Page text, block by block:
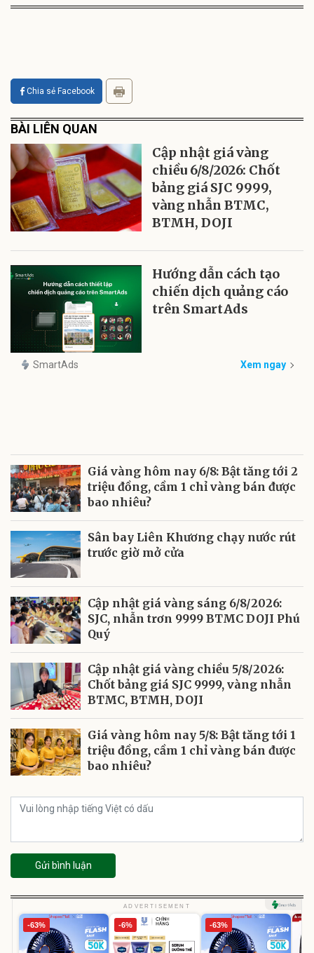
Chia sẻ Facebook
BÀI LIÊN QUAN
Cập nhật giá vàng
chiều 6/8/2026: Chốt
bảng giá SJC 9999,
vàng nhẫn BTMC,
BTMH, DOJI
Hướng dẫn cách tạo
chiến dịch quảng cáo
trên SmartAds
SmartAds Xem ngay
Giá vàng hôm nay 6/8: Bật tăng tới 2
triệu đồng, cầm 1 chỉ vàng bán được
bao nhiêu?
Sân bay Liên Khương chạy nước rút
trước giờ mở cửa
Cập nhật giá vàng sáng 6/8/2026:
SJC, nhẫn trơn 9999 BTMC DOJI Phú
Quý
Cập nhật giá vàng chiều 5/8/2026:
Chốt bảng giá SJC 9999, vàng nhẫn
BTMC, BTMH, DOJI
Giá vàng hôm nay 5/8: Bật tăng tới 1
triệu đồng, cầm 1 chỉ vàng bán được
bao nhiêu?
Gửi bình luận
ADVERTISEMENT
-63% -6% -63%